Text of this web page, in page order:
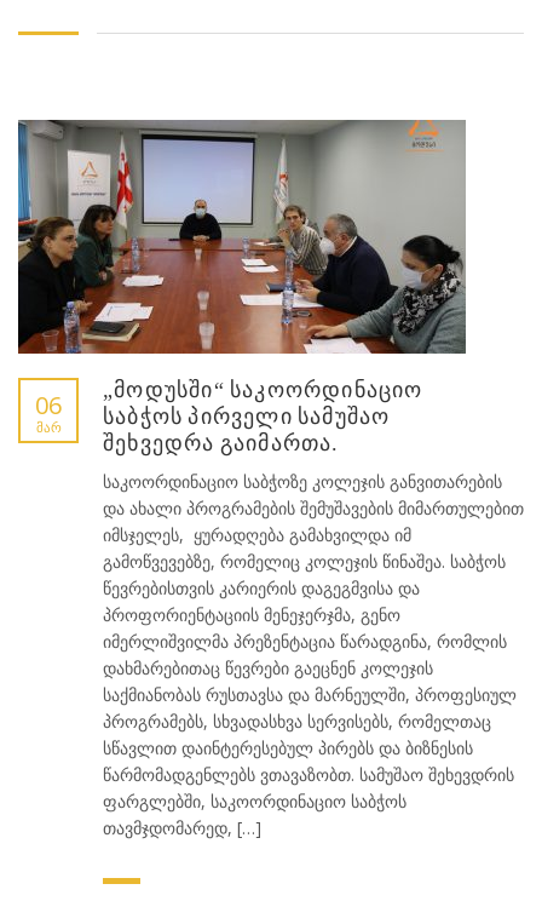
06
ᲛᲐᲠ
„მოდუსში“ საკოორდინაციო
საბჭოს პირველი სამუშაო
შეხვედრა გაიმართა.
საკოორდინაციო საბჭოზე კოლეჯის განვითარების
და ახალი პროგრამების შემუშავების მიმართულებით
იმსჯელეს, ყურადღება გამახვილდა იმ
გამოწვევებზე, რომელიც კოლეჯის წინაშეა. საბჭოს
წევრებისთვის კარიერის დაგეგმვისა და
პროფორიენტაციის მენეჯერჯმა, გენო
იმერლიშვილმა პრეზენტაცია წარადგინა, რომლის
დახმარებითაც წევრები გაეცნენ კოლეჯის
საქმიანობას რუსთავსა და მარნეულში, პროფესიულ
პროგრამებს, სხვადასხვა სერვისებს, რომელთაც
სწავლით დაინტერესებულ პირებს და ბიზნესის
წარმომადგენლებს ვთავაზობთ. სამუშაო შეხევდრის
ფარგლებში, საკოორდინაციო საბჭოს
თავმჯდომარედ, […]